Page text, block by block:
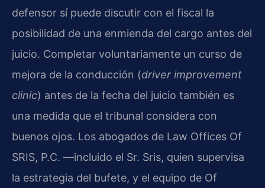
defensor sí puede discutir con el fiscal la
posibilidad de una enmienda del cargo antes del
juicio. Completar voluntariamente un curso de
mejora de la conducción (driver improvement
clinic) antes de la fecha del juicio también es
una medida que el tribunal considera con
buenos ojos. Los abogados de Law Offices Of
SRIS, P.C. —incluido el Sr. Sris, quien supervisa
la estrategia del bufete, y el equipo de Of